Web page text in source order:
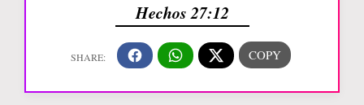
Hechos 27:12